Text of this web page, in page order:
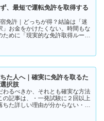
、最短で運転免許を取得する
免許｜どっちが得？結論は「迷
」お金をかけたくない。時間もな
ために「現実的な免許取得ルー
発試験…
た人へ｜確実に免許を取るた
択肢
わるべきか、それとも確実な方法
の記事は、・一発試験に２回以上
ちた詳しい理由が分からない・こ